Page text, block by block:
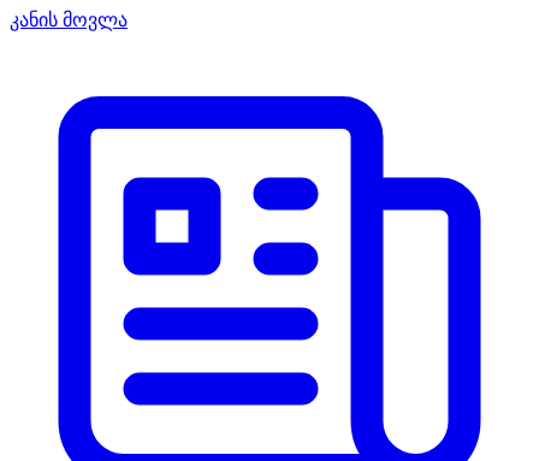
კანის მოვლა